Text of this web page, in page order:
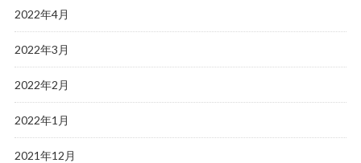
2022年4月
2022年3月
2022年2月
2022年1月
2021年12月